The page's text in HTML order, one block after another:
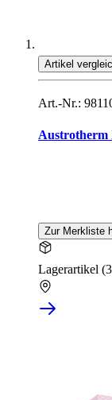
Artikel
Art.-Nr.:
Austrotherm
Zur Merkliste
Lagerartikel